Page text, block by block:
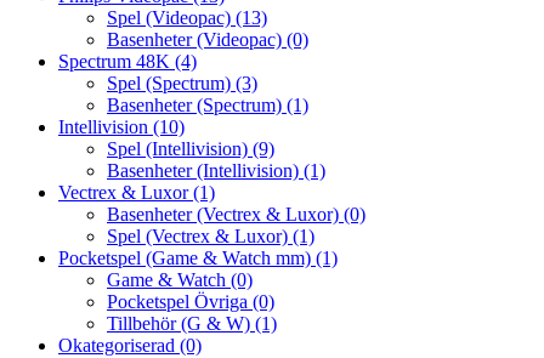
Spel (Videopac) (13)
Basenheter (Videopac) (0)
Spectrum 48K (4)
Spel (Spectrum) (3)
Basenheter (Spectrum) (1)
Intellivision (10)
Spel (Intellivision) (9)
Basenheter (Intellivision) (1)
Vectrex & Luxor(1)
Basenheter (Vectrex & Luxor) (0)
Spel (Vectrex & Luxor) (1)
Pocketspel (Game & Watch mm) (1)
Game & Watch (0)
Pocketspel Övriga (0)
Tillbehör (G & W) (1)
Okategoriserad (0)